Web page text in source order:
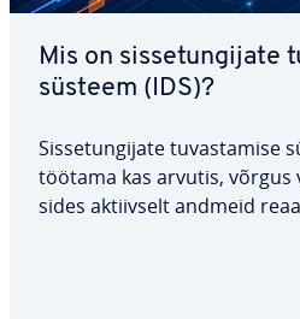
Mis on sis­se­tun­gi­jate
süsteem (IDS)?
Sis­se­tun­gi­jate tu­vas­ta­mise
töötama kas arvutis,
si­des ak­tiiv­selt andmeid